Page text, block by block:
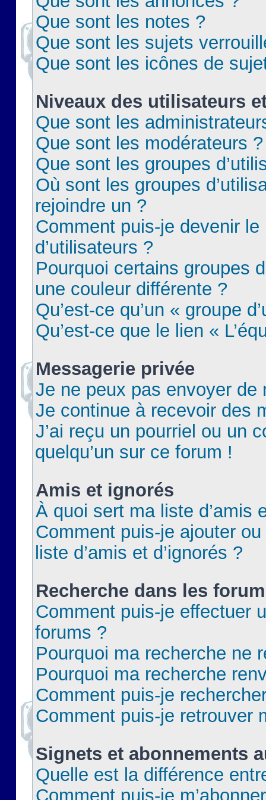
Que sont les notes ?
Que sont les sujets
Que sont les icônes de
Niveaux des utilisateurs
Que sont les
Que sont les modérateurs ?
Que sont les groupes
Où sont les groupes
rejoindre un ?
Comment puis-je devenir le
d’utilisateurs ?
Pourquoi certains groupes
une couleur différente ?
Qu’est-ce qu’un « groupe
Qu’est-ce que le lien «
Messagerie privée
Je ne peux pas envoyer de
Je continue à recevoir des
J’ai reçu un pourriel ou un
quelqu’un sur ce forum !
Amis et ignorés
À quoi sert ma liste d’amis
Comment puis-je ajouter
liste d’amis et d’ignorés ?
Recherche dans les
Comment puis-je effectuer
forums ?
Pourquoi ma recherche ne
Pourquoi ma recherche
Comment puis-je
Comment puis-je retrouver
Signets et abonnements
Quelle est la différence
Comment puis-je